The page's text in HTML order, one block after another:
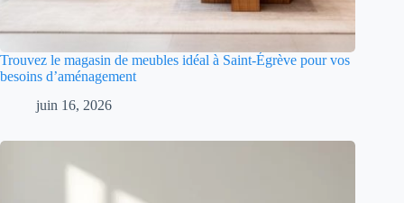
Trouvez le magasin de meubles idéal à Saint-Égrève pour vos
besoins d’aménagement
juin 16, 2026